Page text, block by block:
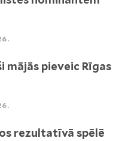
mājās pieveic Rīgas
rezultatīvā spēlē